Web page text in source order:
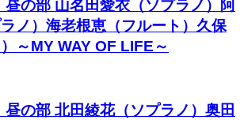
の部 山名田愛衣（ソプラノ）阿
ノ）海老根恵（フルート）久保
～MY WAY OF LIFE～
の部 北田綾花（ソプラノ）奥田